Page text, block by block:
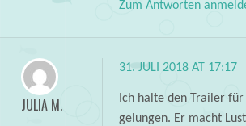
Zum Antworten
JULIA M.
31. JULI 2018 AT 17:17
Ich halte den Trailer für
gelungen. Er macht